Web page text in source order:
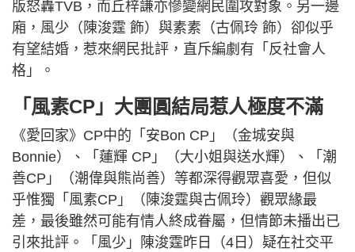
版怒轟TVB，而丘梓謙亦慘變網民圍攻對象。另一邊
廂，風少（陳浚霆 飾）與素素（古佩玲 飾）卻似乎
有望結婚，惹來網民批評，直斥編劇有「反社會人
格」。
「風素CP」大團圓結局惹人極度不滿
《愛回家》CP中的「安Bon CP」（金城安與
Bonnie）、「蓮輝 CP」（大小姐與送水輝）、「潮
善CP」（潮偉與熊尚善）等都深得觀眾喜愛，但似
乎惟獨「風素CP」（陳浚霆與古佩玲）觀眾緣最
差，最後雖然可能有情人終成眷屬，但情節未播出已
引來批評。「風少」陳浚霆昨日（4日）疑在社交平